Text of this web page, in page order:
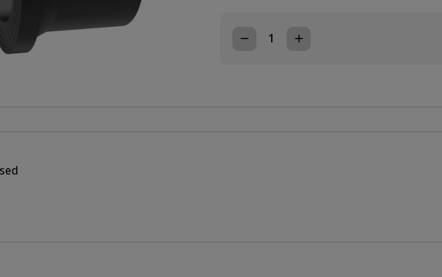
PE
SDR17